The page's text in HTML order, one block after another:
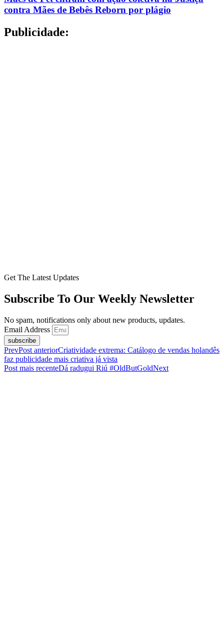
contra Mães de Bebês Reborn por plágio
Publicidade:
Get The Latest Updates
Subscribe To Our Weekly Newsletter
No spam, notifications only about new products, updates.
Email Address
subscribe
PrevPost anteriorCriatividade extrema: Catálogo de vendas holandês
faz publicidade mais criativa já vista
Post mais recenteDá radugui Riú #OldButGoldNext